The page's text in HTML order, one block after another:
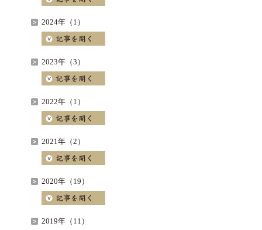
2024年（1）
2023年（3）
2022年（1）
2021年（2）
2020年（19）
2019年（11）